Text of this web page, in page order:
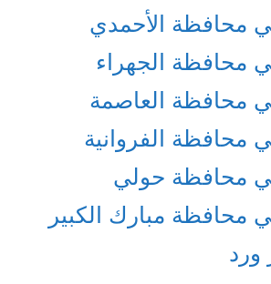
محافظة الأحمدي
محافظة الجهراء
محافظة العاصمة
محافظة الفروانية
محافظة حولي
محافظة مبارك الكبير
ورد